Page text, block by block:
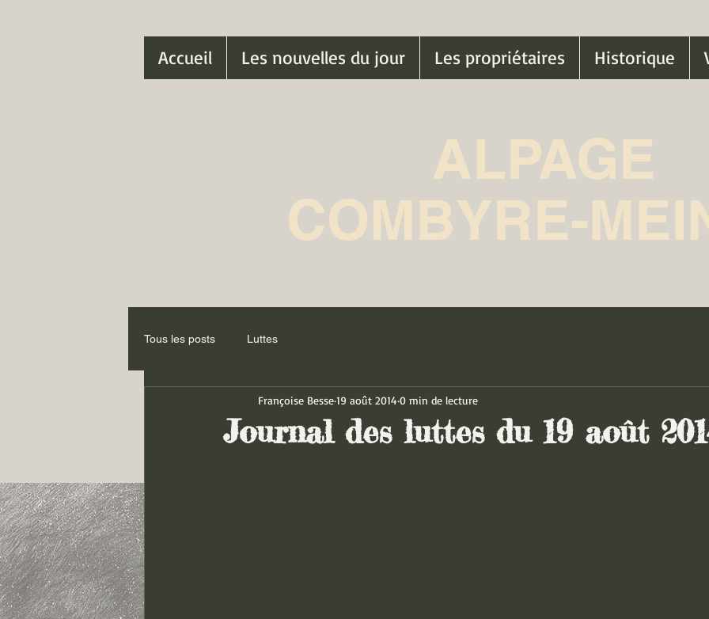
Accueil Les nouvelles du jour Les propriétaires Historique
ALPAGE
COMBYRE-
Tous les posts Luttes
Journal des luttes du 19 août
Françoise Besse19 août 2014 0 min de lecture